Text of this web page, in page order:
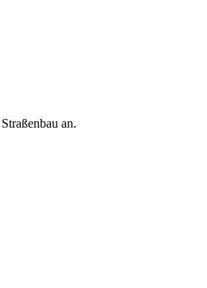
an.